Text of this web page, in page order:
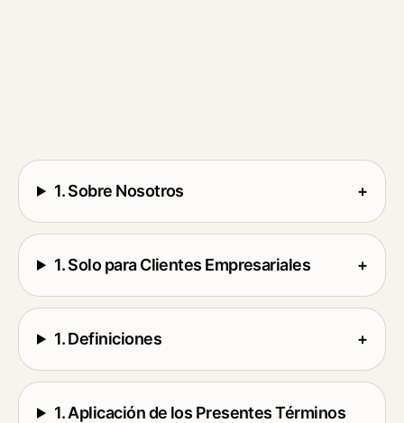
1. Sobre Nosotros +
1. Solo para Clientes Empresariales +
1. Definiciones +
1. Aplicación de los Presentes Términos